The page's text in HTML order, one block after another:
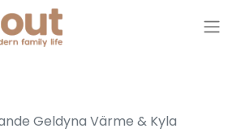
Geldyna Värme & Kyla